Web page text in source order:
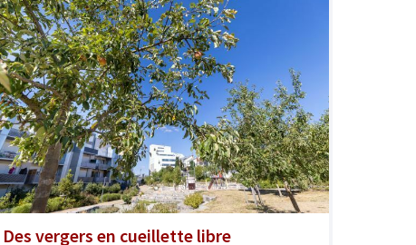
Des vergers en cueillette libre